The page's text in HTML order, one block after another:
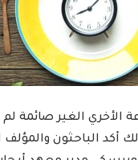
الأخري الغير صائمة
أكد الباحثون